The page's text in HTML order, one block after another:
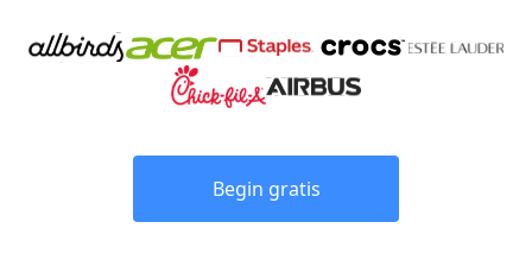
Begin gratis